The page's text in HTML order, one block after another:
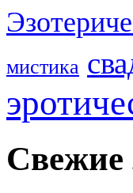
мистика
Свежие